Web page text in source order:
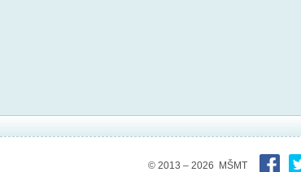
© 2013 – 2026 MŠMT